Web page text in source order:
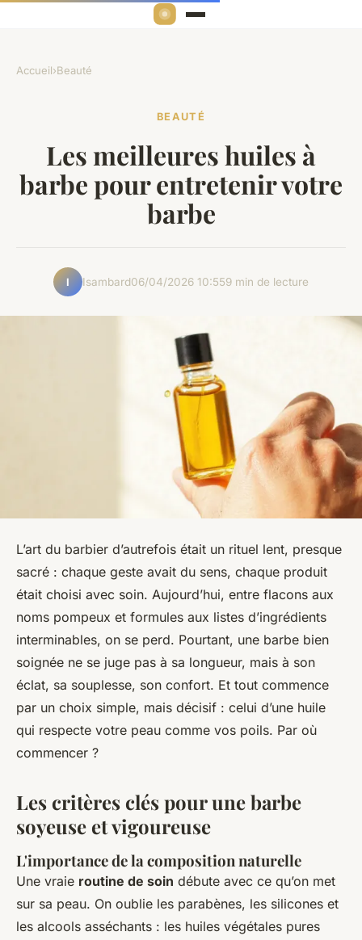
Accueil›Beauté
BEAUTÉ
Les meilleures huiles à
barbe pour entretenir votre
barbe
I Isambard06/04/2026 10:559 min de lecture
L’art du barbier d’autrefois était un rituel lent, presque
sacré : chaque geste avait du sens, chaque produit
était choisi avec soin. Aujourd’hui, entre flacons aux
noms pompeux et formules aux listes d’ingrédients
interminables, on se perd. Pourtant, une barbe bien
soignée ne se juge pas à sa longueur, mais à son
éclat, sa souplesse, son confort. Et tout commence
par un choix simple, mais décisif : celui d’une huile
qui respecte votre peau comme vos poils. Par où
commencer ?
Les critères clés pour une barbe
soyeuse et vigoureuse
L'importance de la composition naturelle
Une vraie routine de soin débute avec ce qu’on met
sur sa peau. On oublie les parabènes, les silicones et
les alcools asséchants : les huiles végétales pures